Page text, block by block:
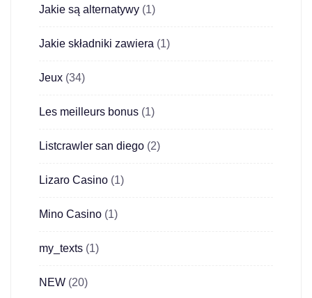
Jakie są alternatywy (1)
Jakie składniki zawiera (1)
Jeux (34)
Les meilleurs bonus (1)
Listcrawler san diego (2)
Lizaro Casino (1)
Mino Casino (1)
my_texts (1)
NEW (20)